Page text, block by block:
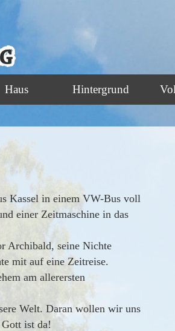
Haus Hintergrund
Kassel in einem VW-Bus voll
einer Zeitmaschine in das
Archibald, seine Nichte
mit auf eine Zeitreise.
am allerersten
Welt. Daran wollen wir uns
ist da!